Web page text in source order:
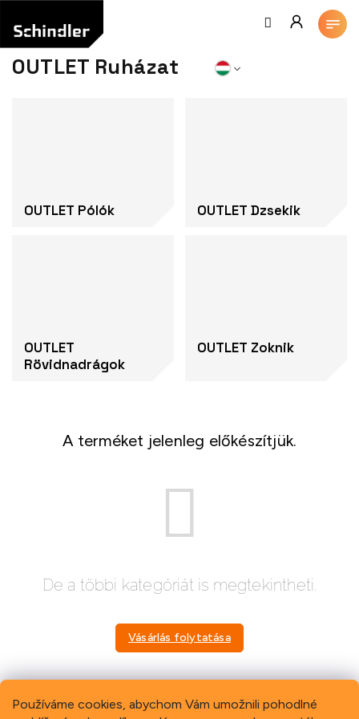
Používáme cookies, abychom Vám umožnili pohodlné
fő
tartalomhoz
OUTLET Ruházat
OUTLET Pólók OUTLET Dzsekik
OUTLET
Rövidnadrágok
OUTLET Zoknik
A terméket jelenleg előkészítjük.
De a többi kategóriát is megtekintheti.
Vásárlás folytatása